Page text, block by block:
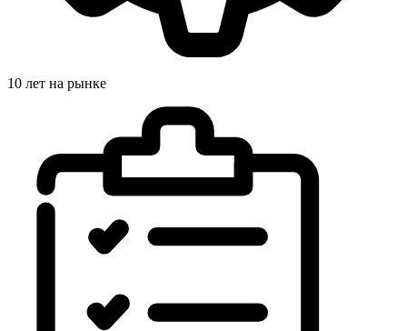
10 лет на рынке